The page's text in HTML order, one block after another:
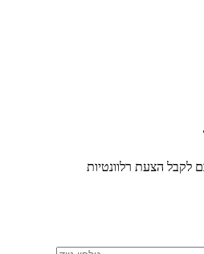
לקבל הצעת רלוונטיות